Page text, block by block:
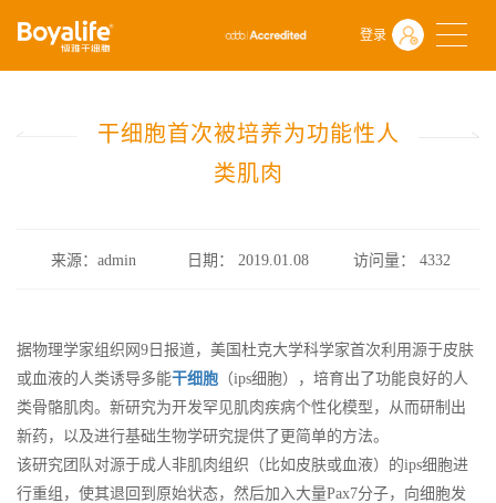
登录
首页 什么是干细胞
前沿动态
干细胞首次被培养为功能性人类肌肉
干细胞首次被培养为功能性人
类肌肉
来源：admin 日期： 2019.01.08 访问量：4332
据物理学家组织网9日报道，美国杜克大学科学家首次利用源于皮肤
或血液的人类诱导多能干细胞 （ips细胞），培育出了功能良好的人
类骨骼肌肉。新研究为开发罕见肌肉疾病个性化模型，从而研制出
新药，以及进行基础生物学研究提供了更简单的方法。
该研究团队对源于成人非肌肉组织（比如皮肤或血液）的ips细胞进
行重组，使其退回到原始状态，然后加入大量Pax7分子，向细胞发